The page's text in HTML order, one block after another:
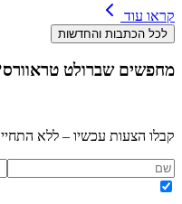
קראו עוד
לכל הכתבות והחדשות
מחפשיםשברולט טראוורס
קבלו הצעות עכשיו – ללא